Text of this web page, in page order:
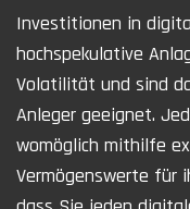
Investitionen in
hochspekulative
Volatilität und sind
Anleger geeignet.
womöglich mithilfe
Vermögenswerte für